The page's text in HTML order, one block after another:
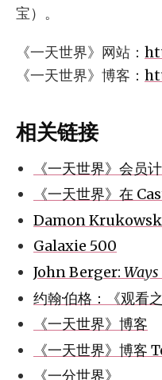
宝）。
《一天世界》网站：
《一天世界》博客：
相关链接
《一天世界》会员
《一天世界》在
Damon
Galaxie 500
John Berger:
约翰·伯格：《观看之
《一天世界》博客
《一天世界》博客
《一分世界》